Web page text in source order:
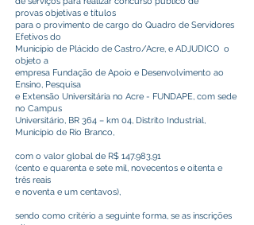
provas objetivas e títulos
para o provimento de cargo do Quadro de Servidores
Efetivos do
Município de Plácido de Castro/Acre, e ADJUDICO o
objeto a
empresa Fundação de Apoio e Desenvolvimento ao
Ensino, Pesquisa
e Extensão Universitária no Acre - FUNDAPE, com sede
no Campus
Universitário, BR 364 – km 04, Distrito Industrial,
Município de Rio Branco,
com o valor global de R$ 147.983,91
(cento e quarenta e sete mil, novecentos e oitenta e
três reais
e noventa e um centavos),
sendo como critério a seguinte forma, se as inscrições